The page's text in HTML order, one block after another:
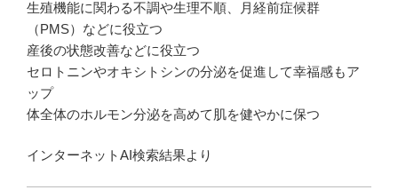
生殖機能に関わる不調や生理不順、月経前症候群
（PMS）などに役立つ
産後の状態改善などに役立つ
セロトニンやオキシトシンの分泌を促進して幸福感もア
ップ
体全体のホルモン分泌を高めて肌を健やかに保つ
インターネットAI検索結果より